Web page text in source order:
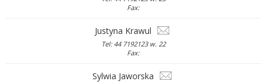
Fax:
Justyna Krawul
Tel: 44 7192123 w. 22
Fax:
Sylwia Jaworska